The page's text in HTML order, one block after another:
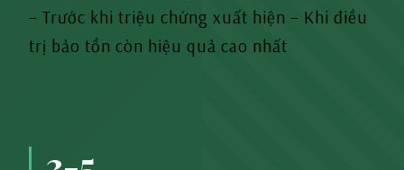
– Trước khi triệu chứng xuất hiện – Khi điều
trị bảo tồn còn hiệu quả cao nhất